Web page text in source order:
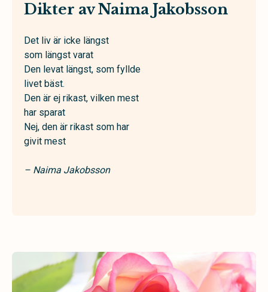
Dikter av Naima Jakobsson
Det liv är icke längst
som längst varat
Den levat längst, som fyllde
livet bäst.
Den är ej rikast, vilken mest
har sparat
Nej, den är rikast som har
givit mest
– Naima Jakobsson